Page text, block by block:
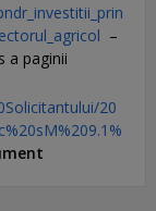
–
a paginii
20